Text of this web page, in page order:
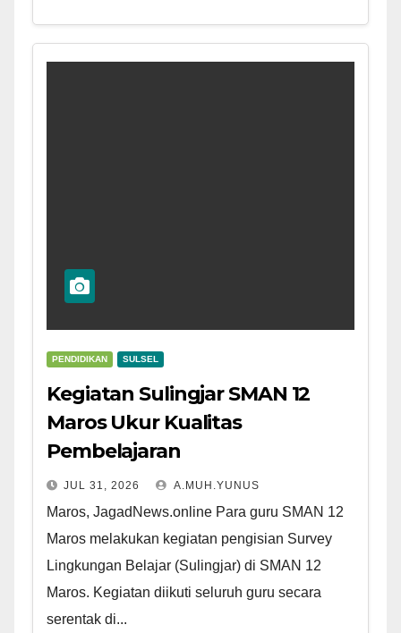
PENDIDIKAN SULSEL
Kegiatan Sulingjar SMAN 12
Maros Ukur Kualitas
Pembelajaran
JUL 31, 2026 A.MUH.YUNUS
Maros, JagadNews.online Para guru SMAN 12
Maros melakukan kegiatan pengisian Survey
Lingkungan Belajar (Sulingjar) di SMAN 12
Maros. Kegiatan diikuti seluruh guru secara
serentak di...